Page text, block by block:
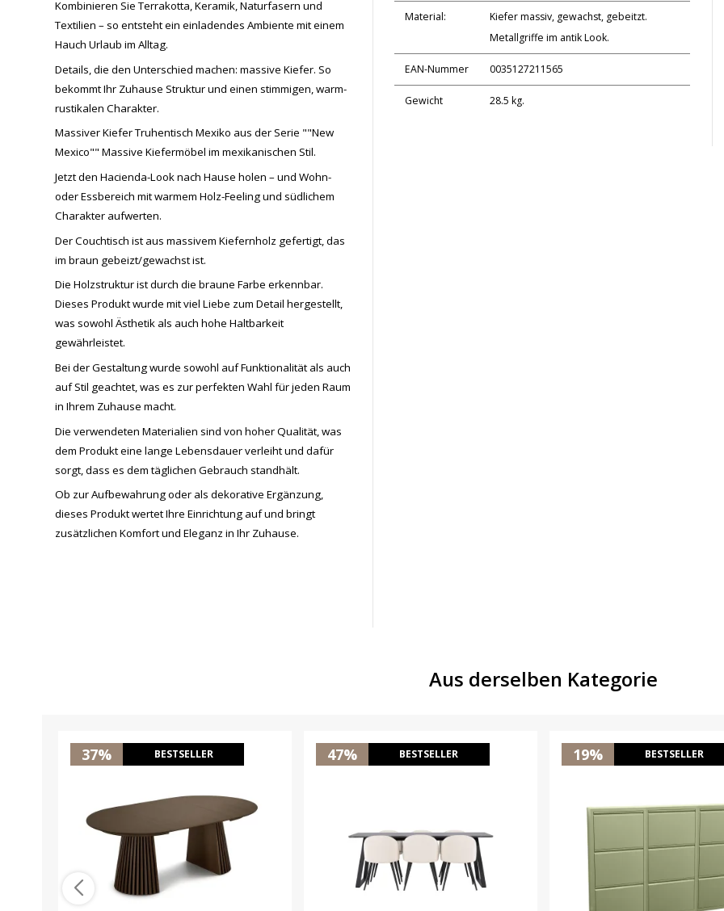
Kombinieren Sie Terrakotta, Keramik, Naturfasern und
Textilien – so entsteht ein einladendes Ambiente mit einem
Hauch Urlaub im Alltag.
Details, die den Unterschied machen: massive Kiefer. So
bekommt Ihr Zuhause Struktur und einen stimmigen, warm-
rustikalen Charakter.
Massiver Kiefer Truhentisch Mexiko aus der Serie ""New
Mexico"" Massive Kiefermöbel im mexikanischen Stil.
Jetzt den Hacienda-Look nach Hause holen – und Wohn-
oder Essbereich mit warmem Holz-Feeling und südlichem
Charakter aufwerten.
Der Couchtisch ist aus massivem Kiefernholz gefertigt, das
im braun gebeizt/gewachst ist.
Die Holzstruktur ist durch die braune Farbe erkennbar.
Dieses Produkt wurde mit viel Liebe zum Detail hergestellt,
was sowohl Ästhetik als auch hohe Haltbarkeit
gewährleistet.
Bei der Gestaltung wurde sowohl auf Funktionalität als auch
auf Stil geachtet, was es zur perfekten Wahl für jeden Raum
in Ihrem Zuhause macht.
Die verwendeten Materialien sind von hoher Qualität, was
dem Produkt eine lange Lebensdauer verleiht und dafür
sorgt, dass es dem täglichen Gebrauch standhält.
Ob zur Aufbewahrung oder als dekorative Ergänzung,
dieses Produkt wertet Ihre Einrichtung auf und bringt
zusätzlichen Komfort und Eleganz in Ihr Zuhause.
Material:
Kiefer massiv, gewachst, gebeitzt.
Metallgriffe im antik Look.
EAN-Nummer 0035127211565
Gewicht 28.5 kg.
Aus derselben Kategorie
37% BESTSELLER 47% BESTSELLER 19% BESTSELLER